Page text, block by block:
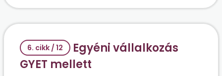
6. cikk / 12
Egyéni vállalkozás
GYET mellett